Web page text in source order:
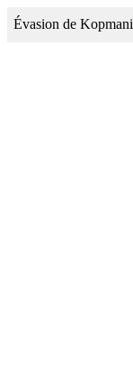
Évasion de Kopmani